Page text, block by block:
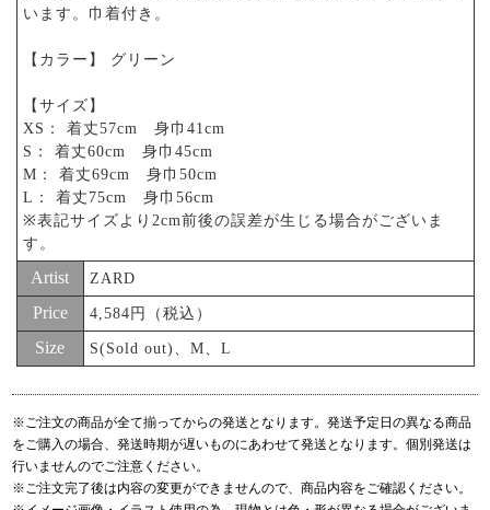
います。巾着付き。
【カラー】 グリーン
【サイズ】
XS： 着丈57cm 身巾41cm
S： 着丈60cm 身巾45cm
M： 着丈69cm 身巾50cm
L： 着丈75cm 身巾56cm
※表記サイズより2cm前後の誤差が生じる場合がございま
す。
Artist ZARD
Price 4,584円（税込）
Size S(Sold out)、M、L
※ご注文の商品が全て揃ってからの発送となります。発送予定日の異なる商品
をご購入の場合、発送時期が遅いものにあわせて発送となります。個別発送は
行いませんのでご注意ください。
※ご注文完了後は内容の変更ができませんので、商品内容をご確認ください。